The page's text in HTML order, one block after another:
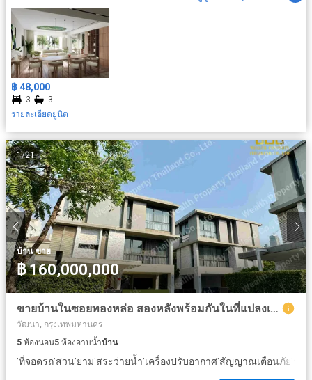
฿ 48,000
3
3
รายละเอียดยูนิต
1/21
บ้าน·ขาย
฿ 160,000,000
ขายบ้านในซอยทองหล่อ สองหลังพร้อมกันในที่แปลงเดียว 206.7 ตารางวา
วัฒนา, กรุงเทพมหานคร
5 ห้องนอน5 ห้องอาบน้ำบ้าน
·ที่จอดรถ·สวน·ยาม·สระว่ายน้ำ·เครื่องปรับอากาศ·สัญญาณเตือนภัย